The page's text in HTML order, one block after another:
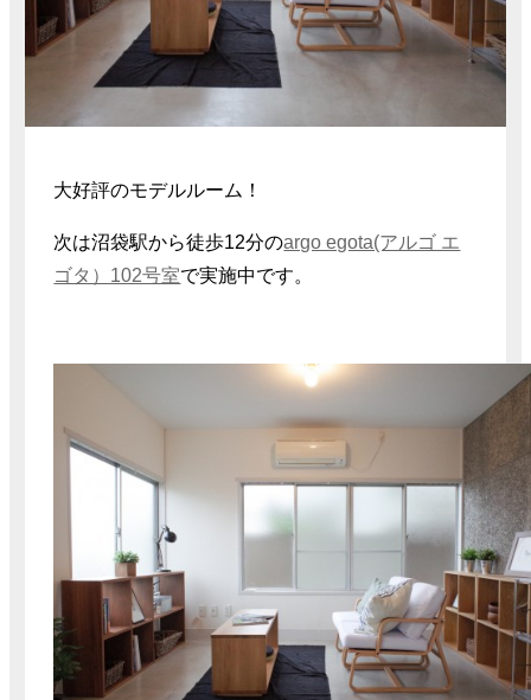
大好評のモデルルーム！
次は沼袋駅から徒歩12分のargo egota(アルゴ エ
ゴタ）102号室で実施中です。